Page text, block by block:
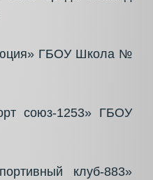
ГБОУ Школа №
союз-1253» ГБОУ
клуб-883»